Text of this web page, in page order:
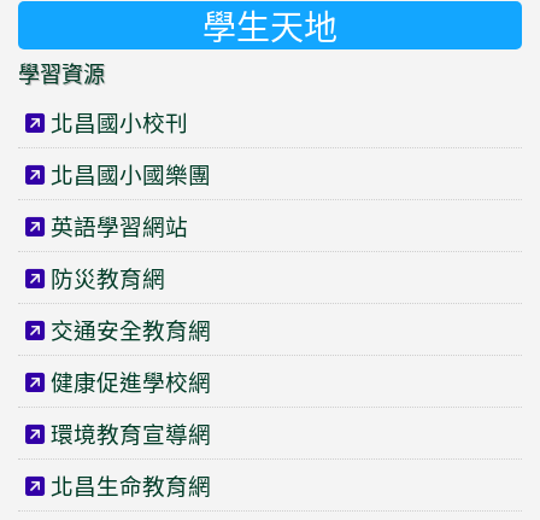
學生天地
學習資源
北昌國小校刊
北昌國小國樂團
英語學習網站
防災教育網
交通安全教育網
健康促進學校網
環境教育宣導網
北昌生命教育網